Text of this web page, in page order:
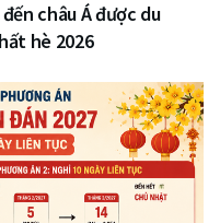
châu Á được du
hè 2026